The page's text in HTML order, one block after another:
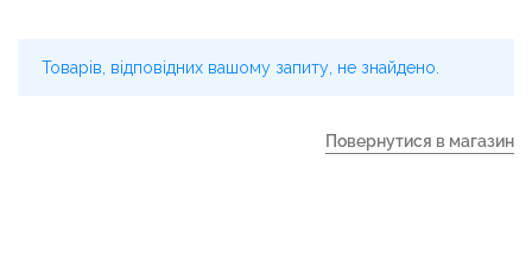
Товарів, відповідних вашому запиту, не знайдено.
Повернутися в магазин